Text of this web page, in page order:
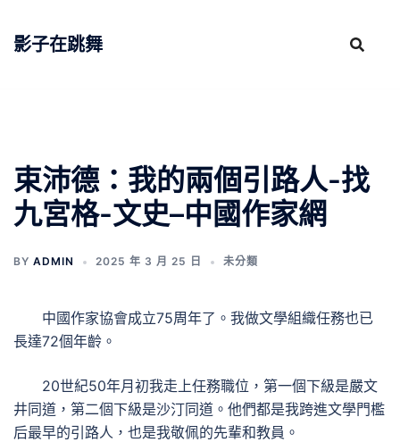
影子在跳舞
束沛德：我的兩個引路人-找
九宮格-文史–中國作家網
BY ADMIN 2025 年 3 月 25 日 未分類
中國作家協會成立75周年了。我做文學組織任務也已
長達72個年齡。
20世紀50年月初我走上任務職位，第一個下級是嚴文
井同道，第二個下級是沙汀同道。他們都是我跨進文學門檻
后最早的引路人，也是我敬佩的先輩和教員。